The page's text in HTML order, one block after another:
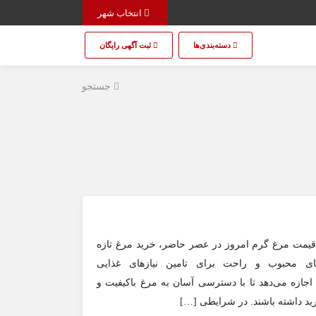
دسته‌بندی‌ها ثبت آگهی رایگان
جستجو
قیمت مرغ گرم امروز در عصر حاضر، خرید مرغ تازه
محبوب و راحت برای تامین نیازهای غذایی
می‌دهد تا با دسترسی آسان به مرغ باکیفیت و
داشته باشند. در شرایطی […]